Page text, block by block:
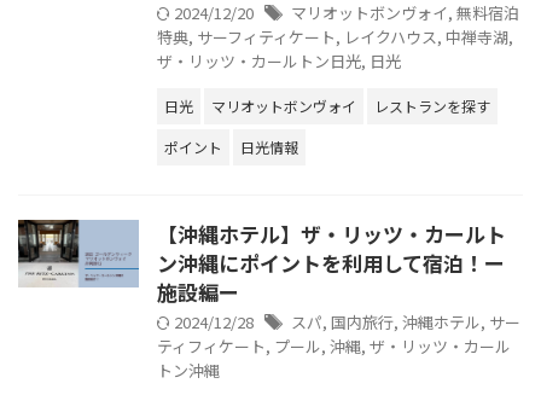
2024/12/20 マリオットボンヴォイ, 無料宿泊
特典, サーフィティケート, レイクハウス, 中禅寺湖,
ザ・リッツ・カールトン日光, 日光
日光 マリオットボンヴォイ
レストランを探す
ポイント
日光情報
【沖縄ホテル】ザ・リッツ・カールト
ン沖縄にポイントを利用して宿泊！ー
施設編ー
2024/12/28 スパ, 国内旅行, 沖縄ホテル, サー
ティフィケート, プール, 沖縄, ザ・リッツ・カール
トン沖縄